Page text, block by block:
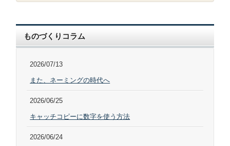
ものづくりコラム
2026/07/13
また、ネーミングの時代へ
2026/06/25
キャッチコピーに数字を使う方法
2026/06/24